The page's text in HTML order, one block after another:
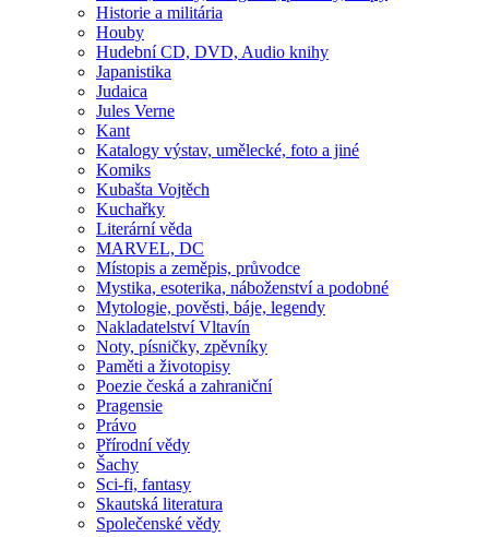
Historie a militária
Houby
Hudební CD, DVD, Audio knihy
Japanistika
Judaica
Jules Verne
Kant
Katalogy výstav, umělecké, foto a jiné
Komiks
Kubašta Vojtěch
Kuchařky
Literární věda
MARVEL, DC
Místopis a zeměpis, průvodce
Mystika, esoterika, náboženství a podobné
Mytologie, pověsti, báje, legendy
Nakladatelství Vltavín
Noty, písničky, zpěvníky
Paměti a životopisy
Poezie česká a zahraniční
Pragensie
Právo
Přírodní vědy
Šachy
Sci-fi, fantasy
Skautská literatura
Společenské vědy